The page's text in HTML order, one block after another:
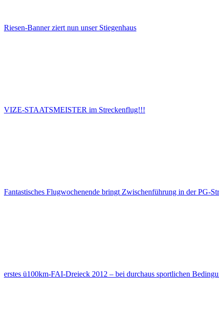
Riesen-Banner ziert nun unser Stiegenhaus
VIZE-STAATSMEISTER im Streckenflug!!!
Fantastisches Flugwochenende bringt Zwischenführung in der PG-
erstes ü100km-FAI-Dreieck 2012 – bei durchaus sportlichen